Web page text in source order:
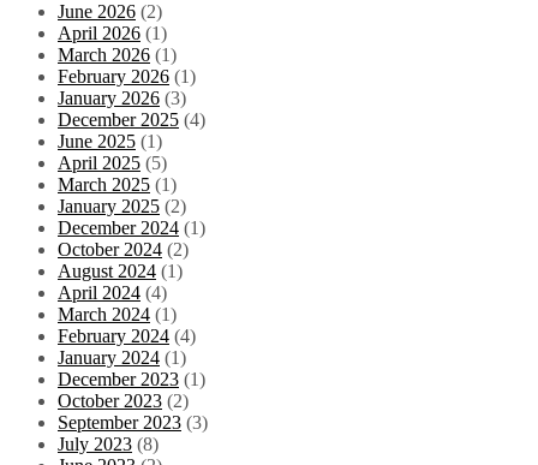
June 2026 (2)
April 2026 (1)
March 2026 (1)
February 2026 (1)
January 2026 (3)
December 2025 (4)
June 2025 (1)
April 2025 (5)
March 2025 (1)
January 2025 (2)
December 2024 (1)
October 2024 (2)
August 2024 (1)
April 2024 (4)
March 2024 (1)
February 2024 (4)
January 2024 (1)
December 2023 (1)
October 2023 (2)
September 2023 (3)
July 2023 (8)